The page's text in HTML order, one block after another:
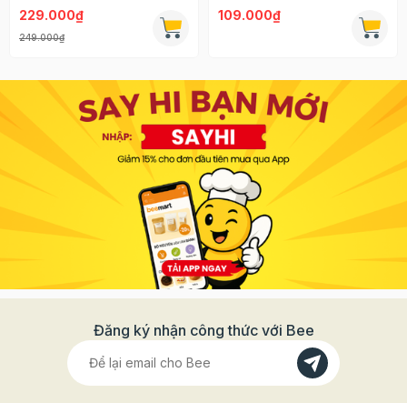
229.000₫
249.000₫
109.000₫
Đăng ký nhận công thức với Bee